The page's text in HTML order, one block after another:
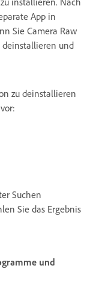
App in
Sie Camera Raw
und
zu deinstallieren
Suchen
Sie das Ergebnis
und